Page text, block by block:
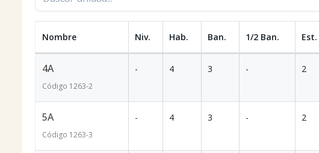
Nombre Niv. Hab. Ban. 1/2 Ban. Est.
4A
Código 1263-2
- 4 3 - 2
5A
Código 1263-3
- 4 3 - 2